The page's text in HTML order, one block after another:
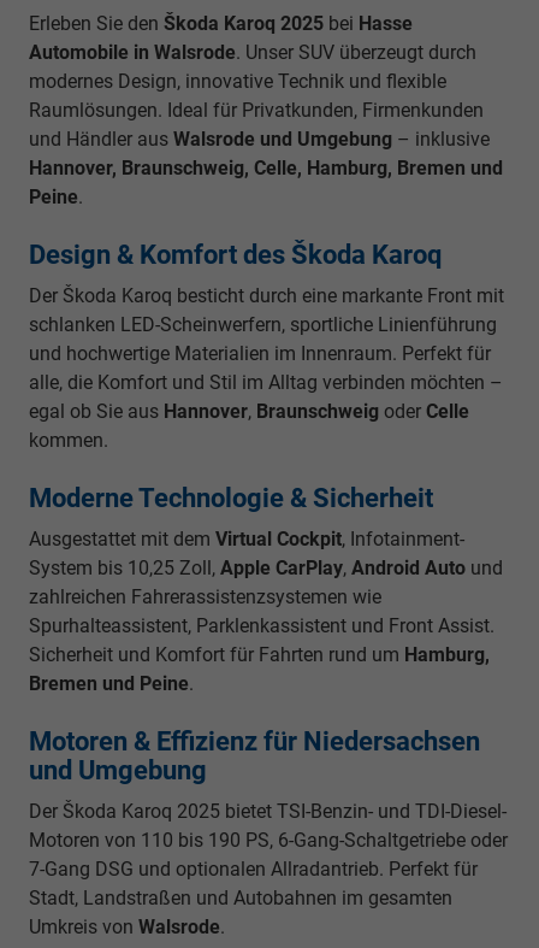
Erleben Sie den Škoda Karoq 2025 bei Hasse
Automobile in Walsrode. Unser SUV überzeugt durch
modernes Design, innovative Technik und flexible
Raumlösungen. Ideal für Privatkunden, Firmenkunden
und Händler aus Walsrode und Umgebung – inklusive
Hannover, Braunschweig, Celle, Hamburg, Bremen und
Peine.
Design & Komfort des Škoda Karoq
Der Škoda Karoq besticht durch eine markante Front mit
schlanken LED-Scheinwerfern, sportliche Linienführung
und hochwertige Materialien im Innenraum. Perfekt für
alle, die Komfort und Stil im Alltag verbinden möchten –
egal ob Sie aus Hannover, Braunschweig oder Celle
kommen.
Moderne Technologie & Sicherheit
Ausgestattet mit dem Virtual Cockpit, Infotainment-
System bis 10,25 Zoll, Apple CarPlay, Android Auto und
zahlreichen Fahrerassistenzsystemen wie
Spurhalteassistent, Parklenkassistent und Front Assist.
Sicherheit und Komfort für Fahrten rund um Hamburg,
Bremen und Peine.
Motoren & Effizienz für Niedersachsen
und Umgebung
Der Škoda Karoq 2025 bietet TSI-Benzin- und TDI-Diesel-
Motoren von 110 bis 190 PS, 6-Gang-Schaltgetriebe oder
7-Gang DSG und optionalen Allradantrieb. Perfekt für
Stadt, Landstraßen und Autobahnen im gesamten
Umkreis von Walsrode.